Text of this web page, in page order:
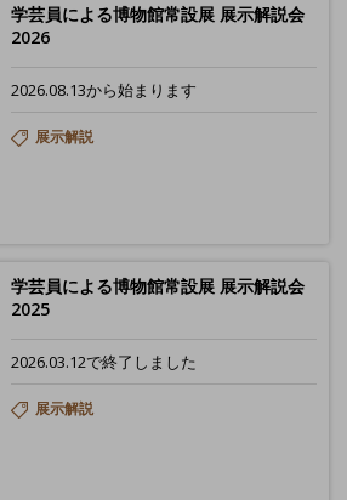
学芸員による博物館常設展 展示解説会
2026
2026.08.13から始まります
展示解説
学芸員による博物館常設展 展示解説会
2025
2026.03.12で終了しました
展示解説